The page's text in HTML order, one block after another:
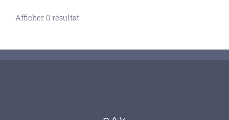
Afficher 0 résultat